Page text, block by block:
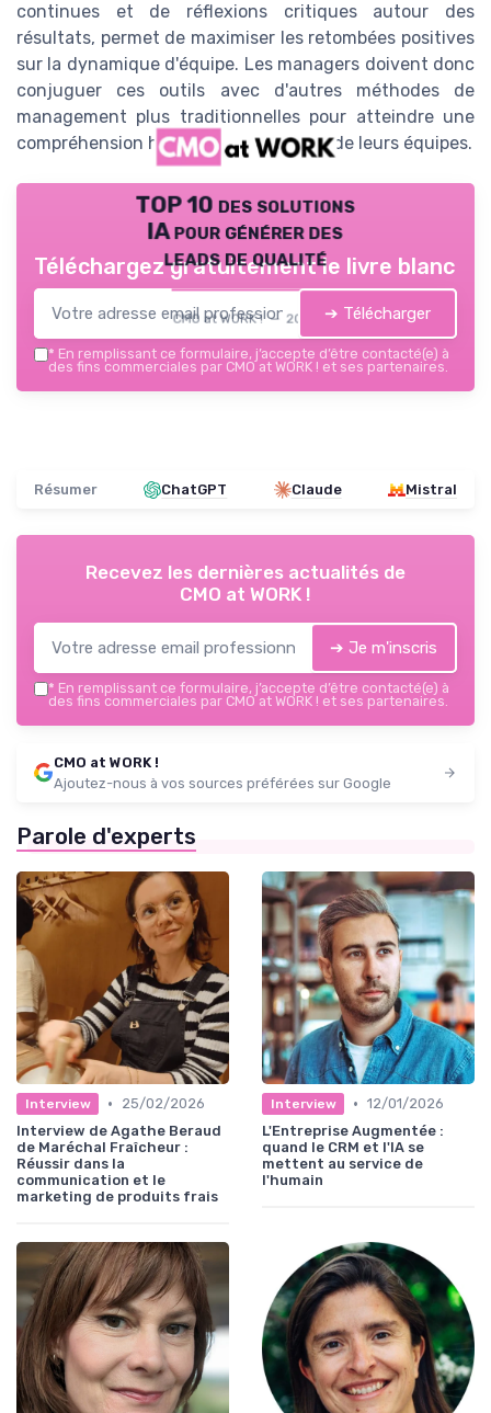
continues et de réflexions critiques autour des
résultats, permet de maximiser les retombées positives
sur la dynamique d'équipe. Les managers doivent donc
conjuguer ces outils avec d'autres méthodes de
management plus traditionnelles pour atteindre une
compréhension holistique et nuancée de leurs équipes.
TOP 10 des solutions
IA pour générer des
leads de qualité
CMO at WORK ! — 2026
Téléchargez gratuitement le livre blanc
➔ Télécharger
* En remplissant ce formulaire, j’accepte d’être contacté(e) à
des fins commerciales par CMO at WORK ! et ses partenaires.
Résumer ChatGPT Claude Mistral
Recevez les dernières actualités de
CMO at WORK !
➔ Je m'inscris
* En remplissant ce formulaire, j’accepte d’être contacté(e) à
des fins commerciales par CMO at WORK ! et ses partenaires.
CMO at WORK !
Ajoutez-nous à vos sources préférées sur Google
Parole d'experts
Interview •
25/02/2026
Interview de Agathe Beraud
de Maréchal Fraîcheur :
Réussir dans la
communication et le
marketing de produits frais
Interview • 12/01/2026
L'Entreprise Augmentée :
quand le CRM et l'IA se
mettent au service de
l'humain